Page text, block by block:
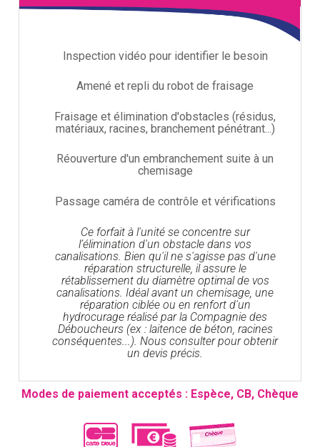
Inspection vidéo pour identifier le besoin
Amené et repli du robot de fraisage
Fraisage et élimination d'obstacles (résidus,
matériaux, racines, branchement pénétrant...)
Réouverture d'un embranchement suite à un
chemisage
Passage caméra de contrôle et vérifications
Ce forfait à l'unité se concentre sur
l’élimination d'un obstacle dans vos
canalisations. Bien qu'il ne s'agisse pas d'une
réparation structurelle, il assure le
rétablissement du diamètre optimal de vos
canalisations. Idéal avant un chemisage, une
réparation ciblée ou en renfort d'un
hydrocurage réalisé par la Compagnie des
Déboucheurs (ex : laitence de béton, racines
conséquentes...). Nous consulter pour obtenir
un devis précis.
Modes de paiement acceptés : Espèce, CB, Chèque